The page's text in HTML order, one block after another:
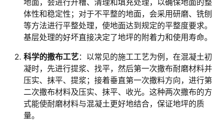
h
M
L">
e
2
O
3
</
h
M
L">
i
O
2
</
m
地面，会进行开槽、清理和填充处理，以确保地面的整
体性和稳定性；对于不平整的地面，会采用研磨、铣刨
等方法进行平整处理，使地面达到规定的平整度要求。
基层处理的好坏直接决定了地坪的附着力和使用寿命。
科学的撒布工艺：以常见的施工工艺为例，在混凝土初
凝时，先进行提浆、找平，然后第一次撒布耐磨材料并
压实、抹平、提浆；接着垂直第一次撒料方向，进行第
二次撒布材料及压实、抹平、收光。这种两次撒布的方
式能使耐磨材料与混凝土更好地结合，保证地坪的质
量。